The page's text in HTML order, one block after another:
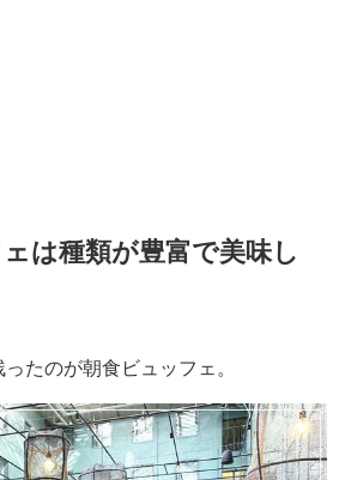
は種類が豊富で美味し
たのが朝食ビュッフェ。